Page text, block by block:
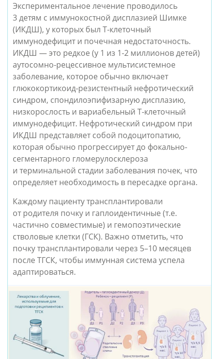
Экспериментальное лечение проводилось
3 детям с иммунокостной дисплазией Шимке
(ИКДШ), у которых был Т-клеточный
иммунодефицит и почечная недостаточность.
ИКДШ — это редкое (у 1 из 1-2 миллионов детей)
аутосомно-рецессивное мультисистемное
заболевание, которое обычно включает
глюкокортикоид-резистентный нефротический
синдром, спондилоэпифизарную дисплазию,
низкорослость и вариабельный Т-клеточный
иммунодефицит. Нефротический синдром при
ИКДШ представляет собой подоцитопатию,
которая обычно прогрессирует до фокально-
сегментарного гломерулосклероза
и терминальной стадии заболевания почек, что
определяет необходимость в пересадке органа.
Каждому пациенту трансплантировали
от родителя почку и гаплоидентичные (т.е.
частично совместимые) и гемопоэтические
стволовые клетки (ГСК). Важно отметить, что
почку трансплантировали через 5–10 месяцев
после ТГСК, чтобы иммунная система успела
адаптироваться.